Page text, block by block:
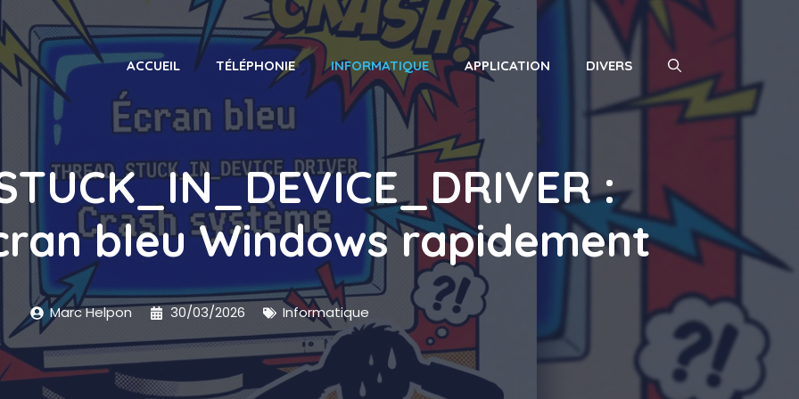
ACCUEIL TÉLÉPHONIE INFORMATIQUE APPLICATION DIVERS
:
bleu Windows rapidement
Marc Helpon 30/03/2026 Informatique